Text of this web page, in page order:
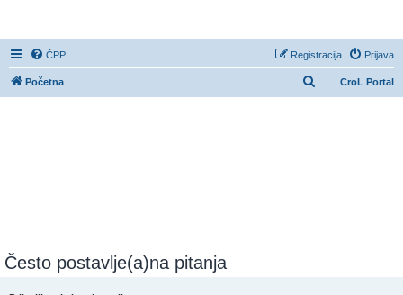
ČPP Prijava
Registracija
CroL Portal
Početna
Često postavlje(a)na pitanja